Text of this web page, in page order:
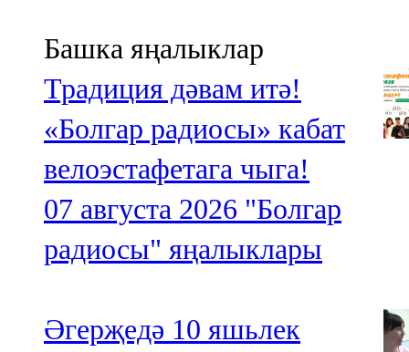
Башка яңалыклар
Традиция дәвам итә!
«Болгар радиосы» кабат
велоэстафетага чыга!
07 августа 2026 "Болгар
радиосы" яңалыклары
Әгерҗедә 10 яшьлек